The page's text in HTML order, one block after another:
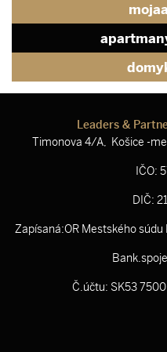
Leaders &
Timonova 4/A, Košice -
IČO:
DIČ:
Zapísaná:OR Mestského
Č.účtu: SK53